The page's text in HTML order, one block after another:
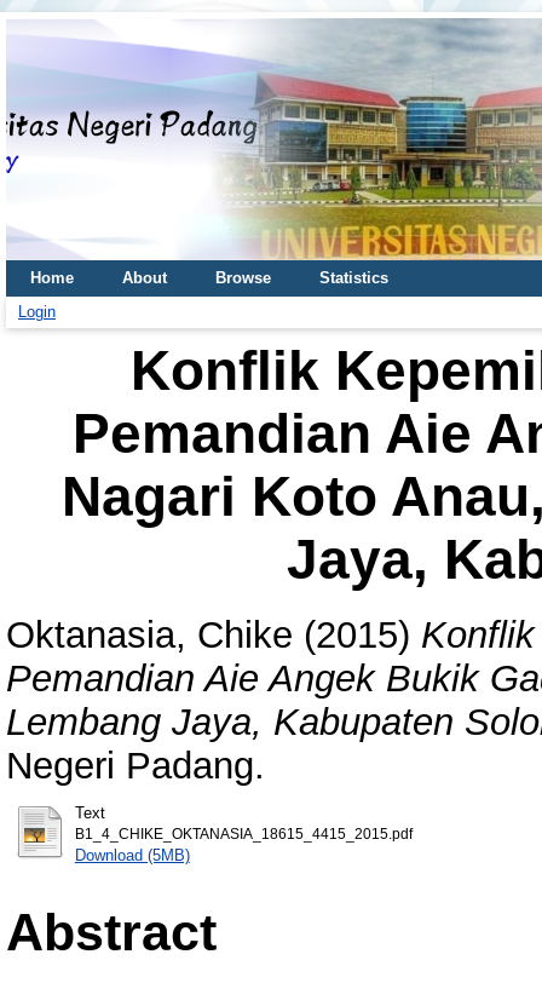
Home About Browse
Statistics
Login
Konflik
Pemandian Aie
Nagari Koto
Jaya,
Oktanasia, Chike (2015)
Pemandian Aie Angek Bukik
Lembang Jaya, Kabupaten
Negeri Padang.
Text
B1_4_CHIKE_OKTANASIA_18615_4415_2015.pdf
Download (5MB)
Abstract